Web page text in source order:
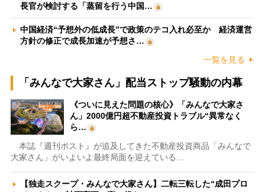
長官が検討する「蒸留を行う中国…
中国経済“予想外の低成長”で政策のテコ入れ必至か 経済運営
方針の修正で成長加速が予想さ…
一覧を見る
「みんなで大家さん」配当ストップ騒動の内幕
《ついに見えた問題の核心》「みんなで大家さ
ん」2000億円超不動産投資トラブル“異常なく
ら…
本誌『週刊ポスト』が追及してきた不動産投資商品「みんなで
大家さん」がいよいよ最終局面を迎えている…
【独走スクープ・みんなで大家さん】二転三転した“成田プロ